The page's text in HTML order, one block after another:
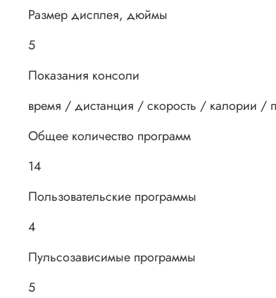
Размер дисплея, дюймы
5
Показания консоли
время / дистанция / скорость / калории /
Общее количество программ
14
Пользовательские программы
4
Пульсозависимые программы
5